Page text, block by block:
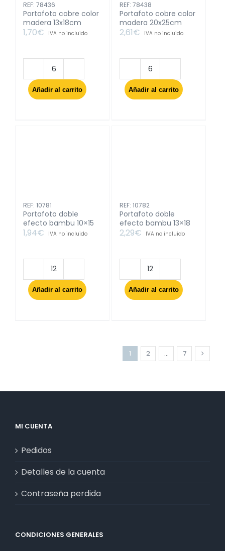
REF: 78436
Portafoto cobre color
madera 13x18cm
1,70€ IVA no incluido
Portafoto
cobre
color
Añadir al carrito
REF: 78438
Portafoto cobre color
madera 20x25cm
2,61€ IVA no incluido
Portafoto
cobre
color
Añadir al carrito
REF: 10781
Portafoto doble
efecto bambu 10×15
1,94€ IVA no incluido
Portafoto
doble
efecto
Añadir al carrito
REF: 10782
Portafoto doble
efecto bambu 13×18
2,29€ IVA no incluido
Portafoto
doble
efecto
Añadir al carrito
1 2 … 7
MI CUENTA
Pedidos
Detalles de la cuenta
Contraseña perdida
CONDICIONES GENERALES